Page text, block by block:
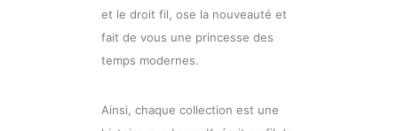
et le droit fil, ose la nouveauté et
fait de vous une princesse des
temps modernes.
Ainsi, chaque collection est une